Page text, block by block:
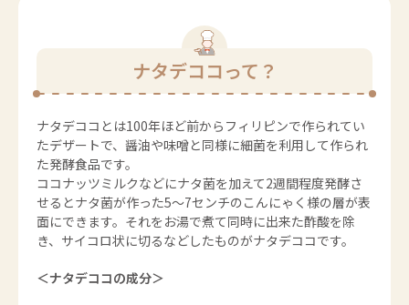
ナタデココって？
ナタデココとは100年ほど前からフィリピンで作られてい
たデザートで、醤油や味噌と同様に細菌を利用して作られ
た発酵食品です。
ココナッツミルクなどにナタ菌を加えて2週間程度発酵さ
せるとナタ菌が作った5～7センチのこんにゃく様の層が表
面にできます。それをお湯で煮て同時に出来た酢酸を除
き、サイコロ状に切るなどしたものがナタデココです。
＜ナタデココの成分＞